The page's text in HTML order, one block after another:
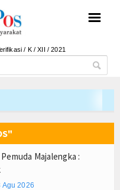
☰
/ K / XII / 2021
Pemuda Majalengka :
Beberkan Hasil Paripurna
2026 Naik Jadi Rp 3,14 Triliun,
Majalengka :
Agu 2026